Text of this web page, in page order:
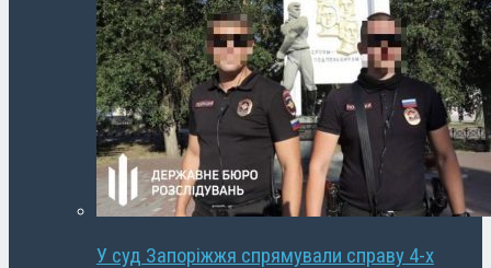
У суд Запоріжжя спрямували справу 4-х